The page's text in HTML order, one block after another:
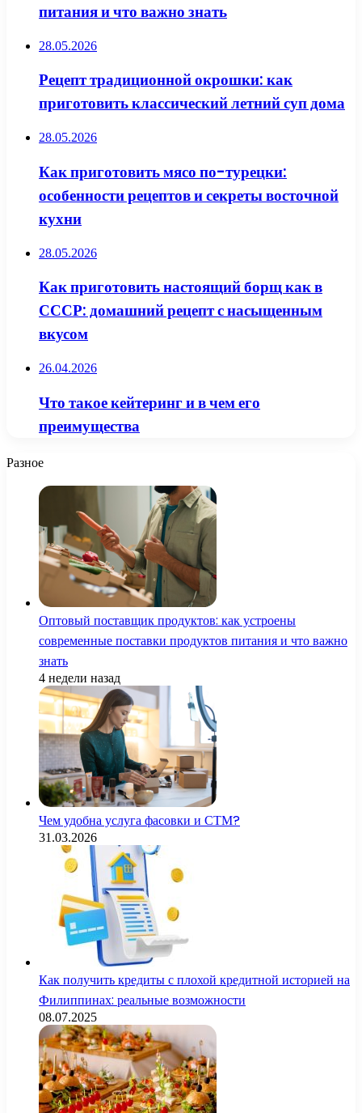
питания и что важно знать
28.05.2026
Рецепт традиционной окрошки: как
приготовить классический летний суп дома
28.05.2026
Как приготовить мясо по-турецки:
особенности рецептов и секреты восточной
кухни
28.05.2026
Как приготовить настоящий борщ как в
СССР: домашний рецепт с насыщенным
вкусом
26.04.2026
Что такое кейтеринг и в чем его
преимущества
Разное
Оптовый поставщик продуктов: как устроены
современные поставки продуктов питания и что важно
знать
4 недели назад
Чем удобна услуга фасовки и СТМ?
31.03.2026
Как получить кредиты с плохой кредитной историей на
Филиппинах: реальные возможности
08.07.2025